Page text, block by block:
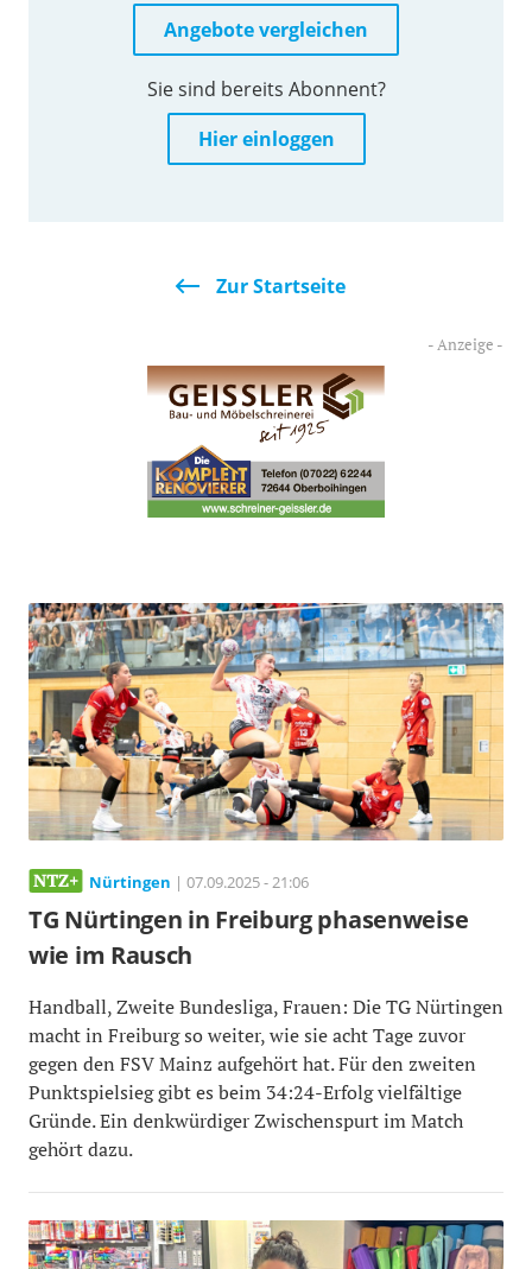
Angebote vergleichen
Sie sind bereits Abonnent?
Hier einloggen
Zur Startseite
Nürtingen | 07.09.2025 - 21:06
TG Nürtingen in Freiburg phasenweise
wie im Rausch
Handball, Zweite Bundesliga, Frauen: Die TG Nürtingen
macht in Freiburg so weiter, wie sie acht Tage zuvor
gegen den FSV Mainz aufgehört hat. Für den zweiten
Punktspielsieg gibt es beim 34:24-Erfolg vielfältige
Gründe. Ein denkwürdiger Zwischenspurt im Match
gehört dazu.